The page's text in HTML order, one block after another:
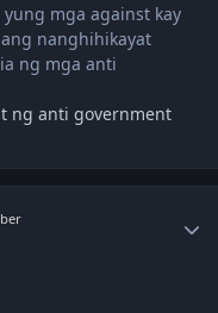
mga against kay
nanghihikayat
ng mga anti
ng anti government